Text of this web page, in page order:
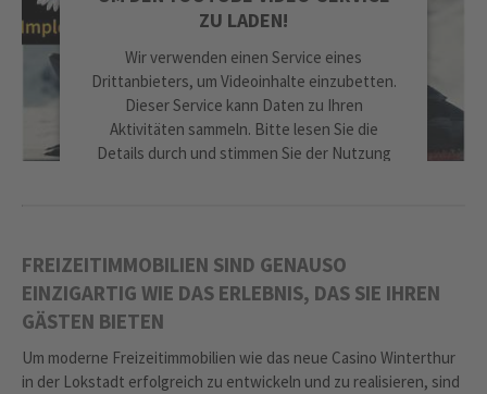
ZU LADEN!
Wir verwenden einen Service eines
Drittanbieters, um Videoinhalte einzubetten.
Dieser Service kann Daten zu Ihren
Aktivitäten sammeln. Bitte lesen Sie die
Details durch und stimmen Sie der Nutzung
AKZEPTIEREN
powered by
Management Platform
FREIZEITIMMOBILIEN SIND GENAUSO
EINZIGARTIG WIE DAS ERLEBNIS, DAS SIE IHREN
GÄSTEN BIETEN
Um moderne Freizeitimmobilien wie das neue Casino Winterthur
in der Lokstadt erfolgreich zu entwickeln und zu realisieren, sind